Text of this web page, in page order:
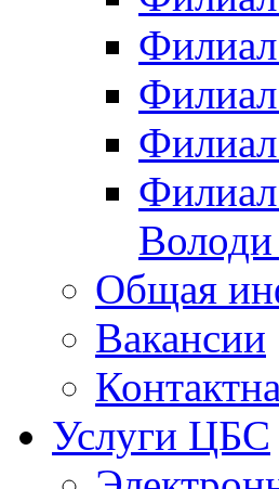
Филиал
Общая
Вакансии
Услуги ЦБС